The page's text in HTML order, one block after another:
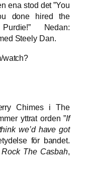
ena stod det ”You
done hired the
Nedan:
Steely Dan.
watch?
Chimes i The
yttrat orden ”If
we’d have got
för bandet.
Rock The Casbah,